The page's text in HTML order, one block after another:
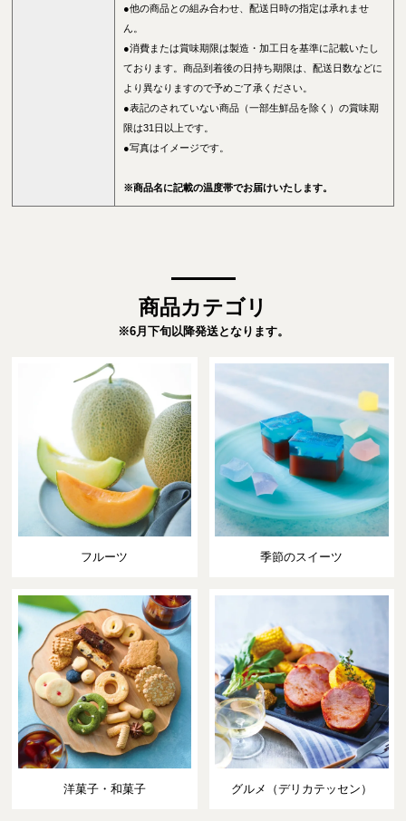
●他の商品との組み合わせ、配送日時の指定は承れませ
ん。
●消費または賞味期限は製造・加工日を基準に記載いたし
ております。商品到着後の日持ち期限は、配送日数などに
より異なりますので予めご了承ください。
●表記のされていない商品（一部生鮮品を除く）の賞味期
限は31日以上です。
●写真はイメージです。
※商品名に記載の温度帯でお届けいたします。
商品カテゴリ
※6月下旬以降発送となります。
フルーツ 季節のスイーツ
洋菓子・和菓子 グルメ（デリカテッセン）